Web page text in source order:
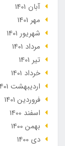
آبان 1401
مهر 1401
شهریور 1401
مرداد 1401
تير 1401
خرداد 1401
ارديبهشت 1401
فروردین 1401
اسفند 1400
بهمن 1400
دی 1400